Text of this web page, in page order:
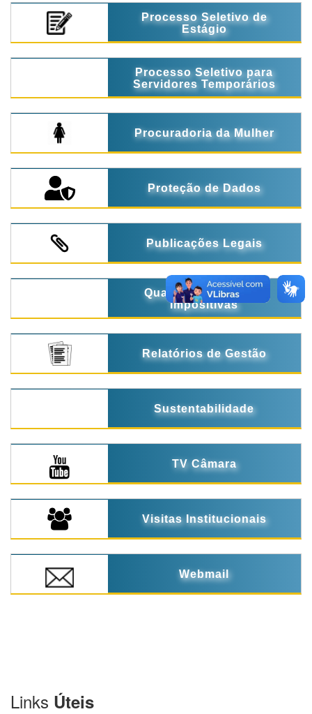
Processo Seletivo de
Estágio
Processo Seletivo para
Servidores Temporários
Procuradoria da Mulher
Proteção de Dados
Publicações Legais
Quadro de Emendas
Impositivas
Relatórios de Gestão
Sustentabilidade
TV Câmara
Visitas Institucionais
Webmail
Links Úteis